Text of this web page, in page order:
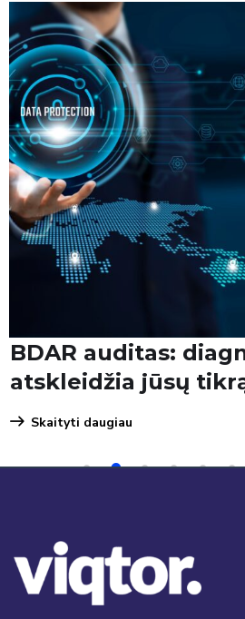
BDAR auditas:
atskleidžia jūsų
Skaityti daugiau
1 2 3 4 5 6